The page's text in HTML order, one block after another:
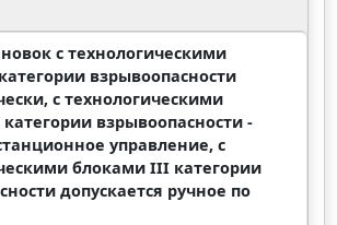
с технологическими
взрывоопасности
с технологическими
взрывоопасности -
управление, с
блоками III категории
допускается ручное по